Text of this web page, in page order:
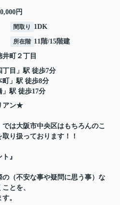
円
間取り 1DK
所在階 11階/15階建
井町 ２丁目
丁目 」駅 徒歩7分
」駅 徒歩8分
」駅 徒歩17分
アン★
は大阪市中央区はもちろんのこ
り扱っております！！
』
（不安な事や疑問に思う事）な
とを、
。